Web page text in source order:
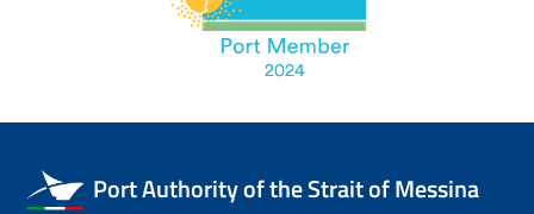
Port Authority of the Strait of Messina